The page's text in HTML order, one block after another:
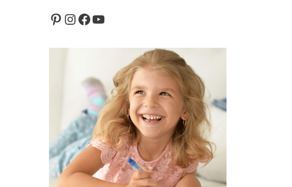
Pinterest
Instagram
Facebook
YouTube